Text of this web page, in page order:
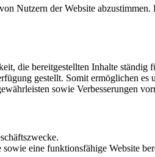
Nutzern der Website
die bereitgestellten Inhalte ständig
gestellt. Somit ermöglichen es
sowie Verbesserungen
eine funktionsfähige Website